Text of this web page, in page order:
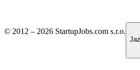
© 2012 – 2026 StartupJobs.com s.r.o.